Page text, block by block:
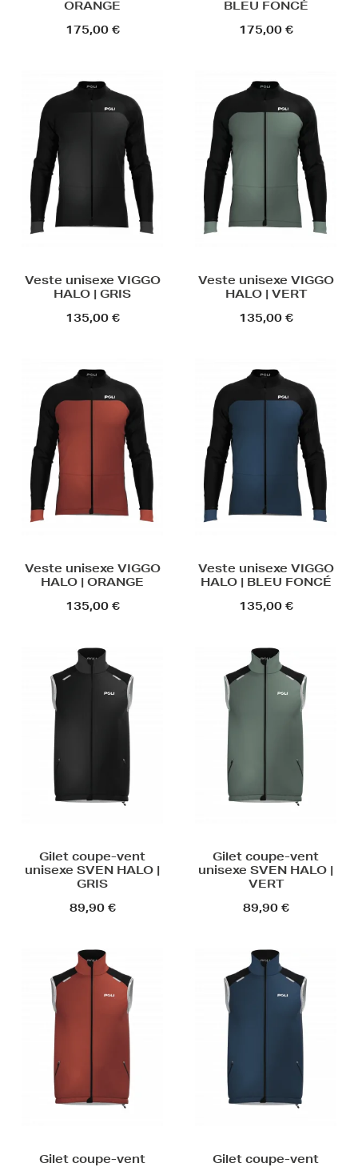
ORANGE
175,00 €
BLEU FONCÉ
175,00 €
Veste unisexe VIGGO
HALO | GRIS
135,00 €
Veste unisexe VIGGO
HALO | VERT
135,00 €
Veste unisexe VIGGO
HALO | ORANGE
135,00 €
Veste unisexe VIGGO
HALO | BLEU FONCÉ
135,00 €
Gilet coupe-vent
unisexe SVEN HALO |
GRIS
89,90 €
Gilet coupe-vent
unisexe SVEN HALO |
VERT
89,90 €
Gilet coupe-vent
Gilet coupe-vent